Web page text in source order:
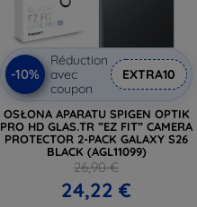
-10%
Réduction
avec
coupon
EXTRA10
OSŁONA APARATU SPIGEN OPTIK
PRO HD GLAS.TR ”EZ FIT” CAMERA
PROTECTOR 2-PACK GALAXY S26
BLACK (AGL11099)
26,90 €
24,22 €